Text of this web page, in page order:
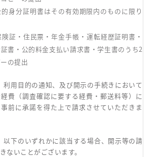
身分証明書はその有効期限内のものに限り
証・住民票・年金手帳・運転経歴証明書・
書・公的料金支払い請求書・学生書のうち2
の提出
利用目的の通知、及び開示の手続きにおいて
費（調査確認に要する経費・郵送料等）に
前に承諾を得た上で請求させていただきま
以下のいずれかに該当する場合、開示等の請
ないことがございます。